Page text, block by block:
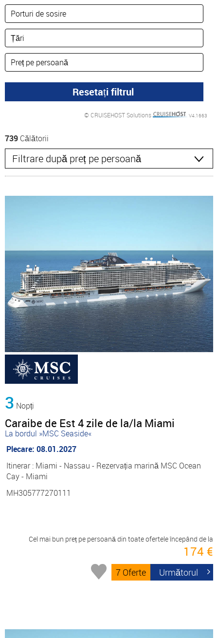
© CRUISEHOST Solutions V4.1663
739 Călătorii
3 Nopți
Caraibe de Est 4 zile de la/la Miami
La bordul »MSC Seaside«
Plecare: 08.01.2027
Itinerar : Miami - Nassau - Rezervația marină MSC Ocean
Cay - Miami
MH305777270111
Cel mai bun preț pe persoană din toate ofertele începând de la
174 €
7 Oferte Următorul